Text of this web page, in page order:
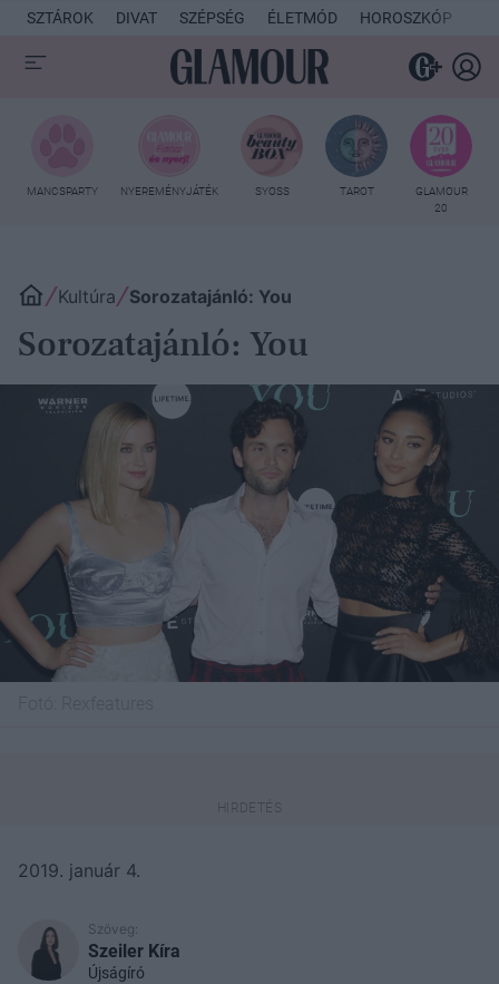
SZTÁROK DIVAT SZÉPSÉG ÉLETMÓD HOROSZKÓP
MANCSPARTY NYEREMÉNYJÁTÉK SYOSS TAROT
GLAMOUR
20
Kultúra Sorozatajánló: You
Sorozatajánló: You
2019. január 4.
Szöveg:
Szeiler Kíra
Újságíró